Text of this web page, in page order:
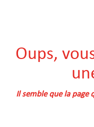
Oups,
Il semble que la page